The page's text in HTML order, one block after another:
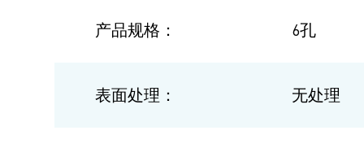
产品规格： 6孔
表面处理： 无处理